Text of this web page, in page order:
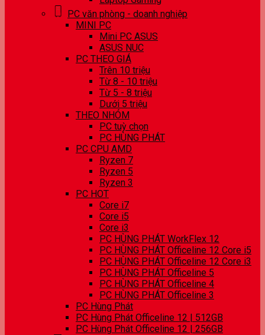
PC văn phòng - doanh nghiệp
MINI PC
Mini PC ASUS
ASUS NUC
PC THEO GIÁ
Trên 10 triệu
Từ 8 - 10 triệu
Từ 5 - 8 triệu
Dưới 5 triệu
THEO NHÓM
PC tuỳ chọn
PC HÙNG PHÁT
PC CPU AMD
Ryzen 7
Ryzen 5
Ryzen 3
PC HOT
Core i7
Core i5
Core i3
PC HÙNG PHÁT WorkFlex 12
PC HÙNG PHÁT Officeline 12 Core i5
PC HÙNG PHÁT Officeline 12 Core i3
PC HÙNG PHÁT Officeline 5
PC HÙNG PHÁT Officeline 4
PC HÙNG PHÁT Officeline 3
PC Hùng Phát
PC Hùng Phát Officeline 12 | 512GB
PC Hùng Phát Officeline 12 | 256GB